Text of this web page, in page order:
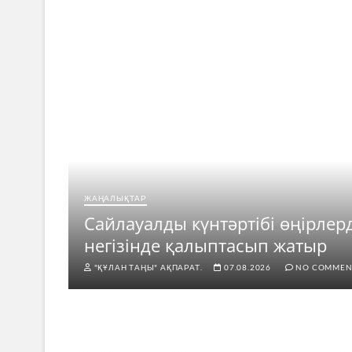
ЖАҢАЛЫҚТАР
Сайлауалды күнтәртібі
негізінде қалыптасып жатыр
"ҚҰЛАН ТАҢЫ" АҚПАРАТ. 07.08.2026 NO